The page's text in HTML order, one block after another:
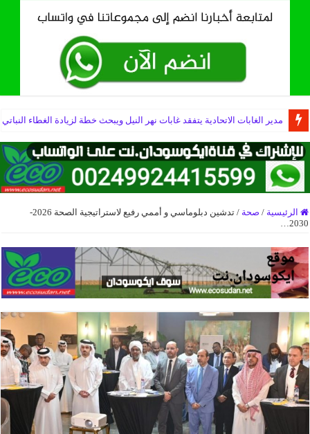
مدير الغابات الاتحادية يتفقد غابات نهر النيل ويبحث خطة لزيادة الغطاء النباتي
الرئيسية / صحة /
تدشين دبلوماسي و أممي رفيع لاستراتيجية الصحة 2026-
2030…